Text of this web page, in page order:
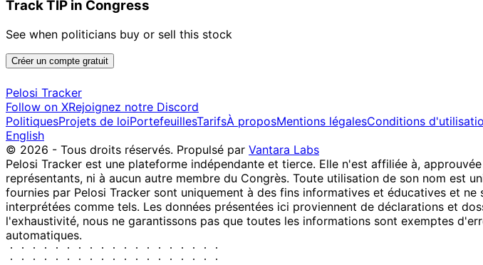
Track TIP in Congress
See when politicians buy or sell this stock
Créer un compte gratuit
Pelosi Tracker
Follow on XRejoignez notre Discord
PolitiquesProjets de loiPortefeuillesTarifsÀ proposMentions légalesConditions
English
© 2026 - Tous droits réservés. Propulsé par Vantara Labs
Pelosi Tracker est une plateforme indépendante et tierce. Elle n'est affiliée à,
représentants, ni à aucun autre membre du Congrès. Toute utilisation de son nom est
fournies par Pelosi Tracker sont uniquement à des fins informatives et éducatives et
interprétées comme tels. Les données présentées ici proviennent de déclarations et
l'exhaustivité, nous ne garantissons pas que toutes les informations sont exemptes
automatiques.